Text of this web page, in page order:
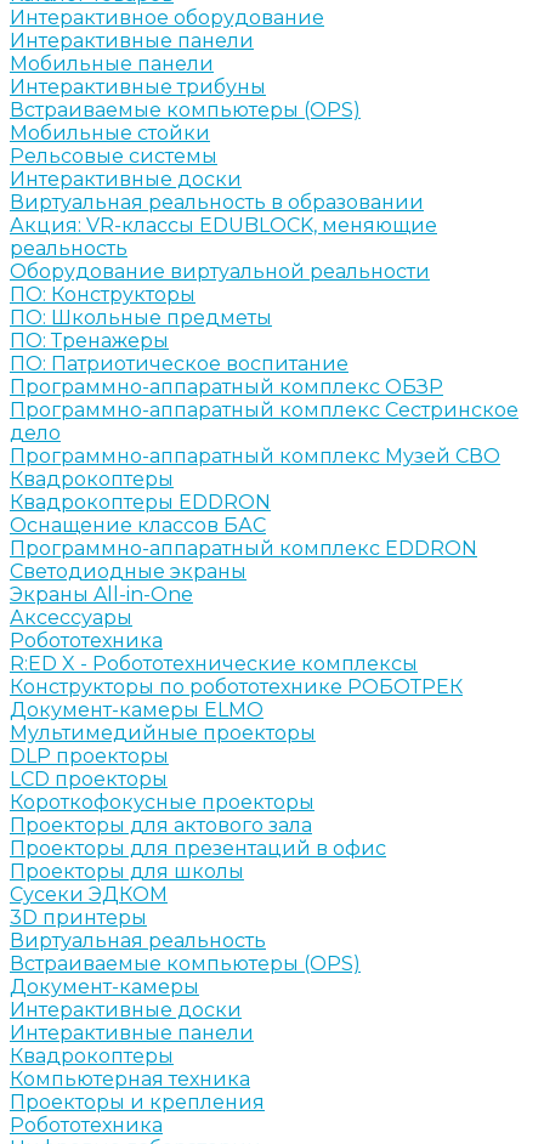
Интерактивное оборудование
Интерактивные панели
Мобильные панели
Интерактивные трибуны
Встраиваемые компьютеры (OPS)
Мобильные стойки
Рельсовые системы
Интерактивные доски
Виртуальная реальность в образовании
Акция: VR-классы EDUBLOCK, меняющие
реальность
Оборудование виртуальной реальности
ПО: Конструкторы
ПО: Школьные предметы
ПО: Тренажеры
ПО: Патриотическое воспитание
Программно-аппаратный комплекс ОБЗР
Программно-аппаратный комплекс Сестринское
дело
Программно-аппаратный комплекс Музей СВО
Квадрокоптеры
Квадрокоптеры EDDRON
Оснащение классов БАС
Программно-аппаратный комплекс EDDRON
Светодиодные экраны
Экраны All-in-One
Аксессуары
Робототехника
R:ED X - Робототехнические комплексы
Конструкторы по робототехнике РОБОТРЕК
Документ-камеры ELMO
Мультимедийные проекторы
DLP проекторы
LCD проекторы
Короткофокусные проекторы
Проекторы для актового зала
Проекторы для презентаций в офис
Проекторы для школы
Сусеки ЭДКОМ
3D принтеры
Виртуальная реальность
Встраиваемые компьютеры (OPS)
Документ-камеры
Интерактивные доски
Интерактивные панели
Квадрокоптеры
Компьютерная техника
Проекторы и крепления
Робототехника